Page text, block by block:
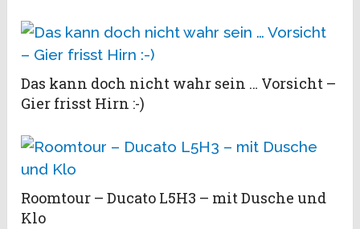
Das kann doch nicht wahr sein … Vorsicht –
Gier frisst Hirn :-)
Roomtour – Ducato L5H3 – mit Dusche und
Klo